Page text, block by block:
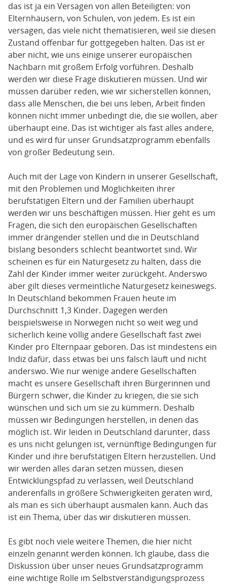
das ist ja ein Versagen von allen Beteiligten: von
Elternhäusern, von Schulen, von jedem. Es ist ein
versagen, das viele nicht thematisieren, weil sie diesen
Zustand offenbar für gottgegeben halten. Das ist er
aber nicht, wie uns einige unserer europäischen
Nachbarn mit großem Erfolg vorführen. Deshalb
werden wir diese Frage diskutieren müssen. Und wir
müssen darüber reden, wie wir sicherstellen können,
dass alle Menschen, die bei uns leben, Arbeit finden
können nicht immer unbedingt die, die sie wollen, aber
überhaupt eine. Das ist wichtiger als fast alles andere,
und es wird für unser Grundsatzprogramm ebenfalls
von großer Bedeutung sein.
Auch mit der Lage von Kindern in unserer Gesellschaft,
mit den Problemen und Möglichkeiten ihrer
berufstätigen Eltern und der Familien überhaupt
werden wir uns beschäftigen müssen. Hier geht es um
Fragen, die sich den europäischen Gesellschaften
immer drängender stellen und die in Deutschland
bislang besonders schlecht beantwortet sind. Wir
scheinen es für ein Naturgesetz zu halten, dass die
Zahl der Kinder immer weiter zurückgeht. Anderswo
aber gilt dieses vermeintliche Naturgesetz keineswegs.
In Deutschland bekommen Frauen heute im
Durchschnitt 1,3 Kinder. Dagegen werden
beispielsweise in Norwegen nicht so weit weg und
sicherlich keine völlig andere Gesellschaft fast zwei
Kinder pro Elternpaar geboren. Das ist mindestens ein
Indiz dafür, dass etwas bei uns falsch läuft und nicht
anderswo. Wie nur wenige andere Gesellschaften
macht es unsere Gesellschaft ihren Bürgerinnen und
Bürgern schwer, die Kinder zu kriegen, die sie sich
wünschen und sich um sie zu kümmern. Deshalb
müssen wir Bedingungen herstellen, in denen das
möglich ist. Wir leiden in Deutschland darunter, dass
es uns nicht gelungen ist, vernünftige Bedingungen für
Kinder und ihre berufstätigen Eltern herzustellen. Und
wir werden alles daran setzen müssen, diesen
Entwicklungspfad zu verlassen, weil Deutschland
anderenfalls in größere Schwierigkeiten geraten wird,
als man es sich überhaupt ausmalen kann. Auch das
ist ein Thema, über das wir diskutieren müssen.
Es gibt noch viele weitere Themen, die hier nicht
einzeln genannt werden können. Ich glaube, dass die
Diskussion über unser neues Grundsatzprogramm
eine wichtige Rolle im Selbstverständigungsprozess